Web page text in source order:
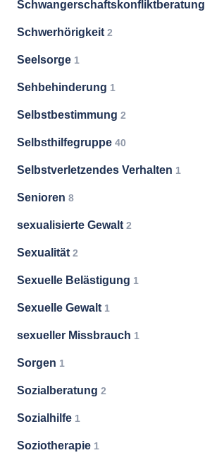
Schwangerschaftskonfliktberatung
Schwerhörigkeit 2
Seelsorge 1
Sehbehinderung 1
Selbstbestimmung 2
Selbsthilfegruppe 40
Selbstverletzendes Verhalten 1
Senioren 8
sexualisierte Gewalt 2
Sexualität 2
Sexuelle Belästigung 1
Sexuelle Gewalt 1
sexueller Missbrauch 1
Sorgen 1
Sozialberatung 2
Sozialhilfe 1
Soziotherapie 1